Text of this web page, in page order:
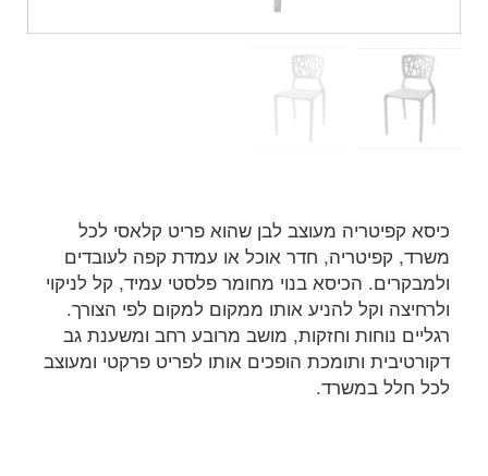
כיסא קפיטריה מעוצב לבן שהוא פריט קלאסי לכל
משרד, קפיטריה, חדר אוכל או עמדת קפה לעובדים
ולמבקרים. הכיסא בנוי מחומר פלסטי עמיד, קל לניקוי
ולרחיצה וקל להניע אותו ממקום למקום לפי הצורך.
רגליים נוחות וחזקות, מושב מרובע רחב ומשענת גב
דקורטיבית ותומכת הופכים אותו לפריט פרקטי ומעוצב
לכל חלל במשרד.